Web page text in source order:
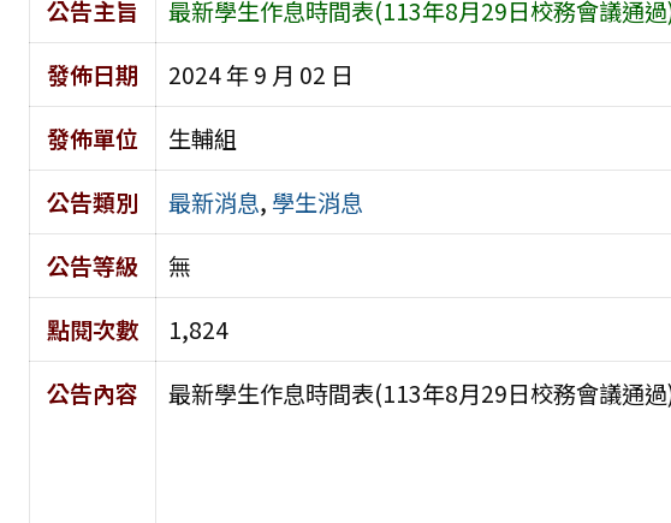
公告主旨
最新學生作息時間表(113年8月29日校務會議通
發佈日期
2024 年 9 月 02 日
發佈單位
生輔組
公告類別
最新消息, 學生消息
公告等級
無
點閱次數
1,824
公告內容
最新學生作息時間表(113年8月29日校務會議通